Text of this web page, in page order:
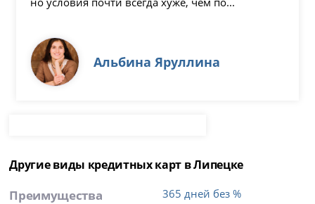
Альбина Яруллина
Другие виды кредитных карт в Липецке
Преимущества 365 дней без %